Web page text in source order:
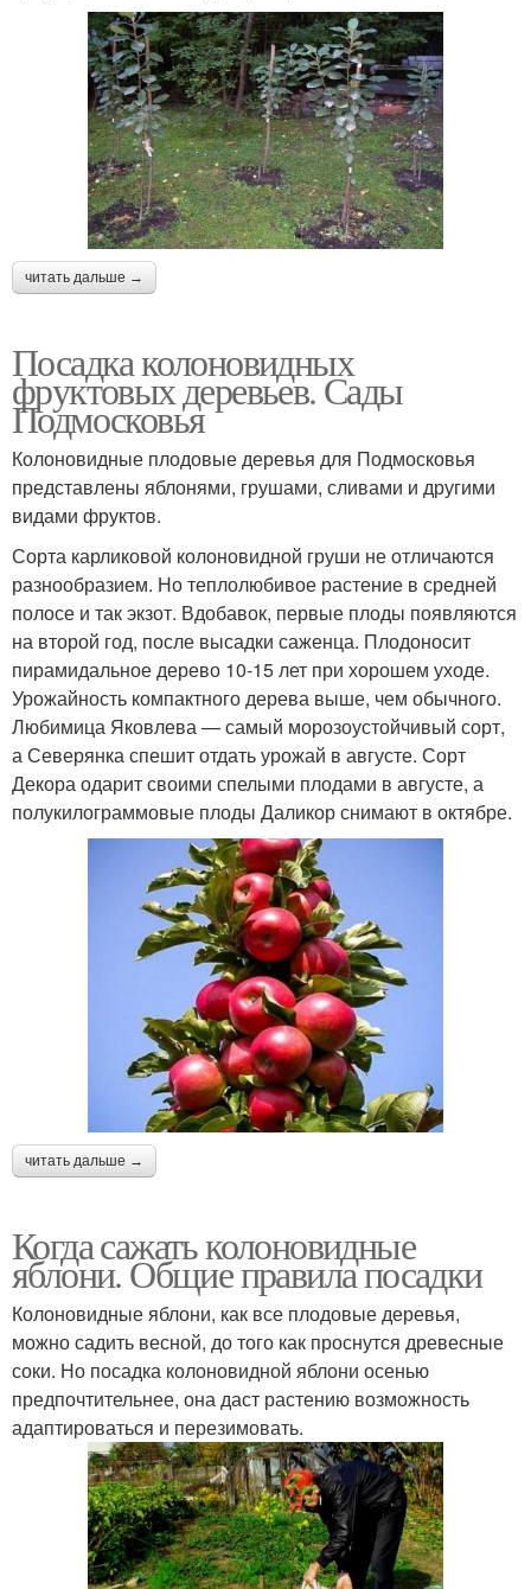
читать дальше →
Посадка колоновидных
фруктовых деревьев. Сады
Подмосковья
Колоновидные плодовые деревья для Подмосковья
представлены яблонями, грушами, сливами и другими
видами фруктов.
Сорта карликовой колоновидной груши не отличаются
разнообразием. Но теплолюбивое растение в средней
полосе и так экзот. Вдобавок, первые плоды появляются
на второй год, после высадки саженца. Плодоносит
пирамидальное дерево 10-15 лет при хорошем уходе.
Урожайность компактного дерева выше, чем обычного.
Любимица Яковлева — самый морозоустойчивый сорт,
а Северянка спешит отдать урожай в августе. Сорт
Декора одарит своими спелыми плодами в августе, а
полукилограммовые плоды Даликор снимают в октябре.
читать дальше →
Когда сажать колоновидные
яблони. Общие правила посадки
Колоновидные яблони, как все плодовые деревья,
можно садить весной, до того как проснутся древесные
соки. Но посадка колоновидной яблони осенью
предпочтительнее, она даст растению возможность
адаптироваться и перезимовать.